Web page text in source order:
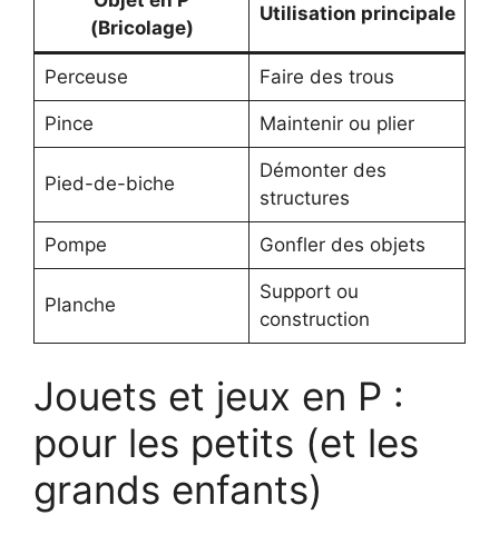
(Bricolage)
Utilisation principale
Perceuse Faire des trous
Pince Maintenir ou plier
Pied-de-biche
Démonter des
structures
Pompe Gonfler des objets
Planche
Support ou
construction
Jouets et jeux en P :
pour les petits (et les
grands enfants)